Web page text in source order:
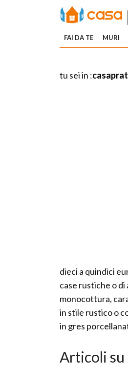
FAI DA TE MURI
tu sei in :
dieci a quindici
case rustiche o di
monocottura,
in stile rustico o
in gres
Articoli su